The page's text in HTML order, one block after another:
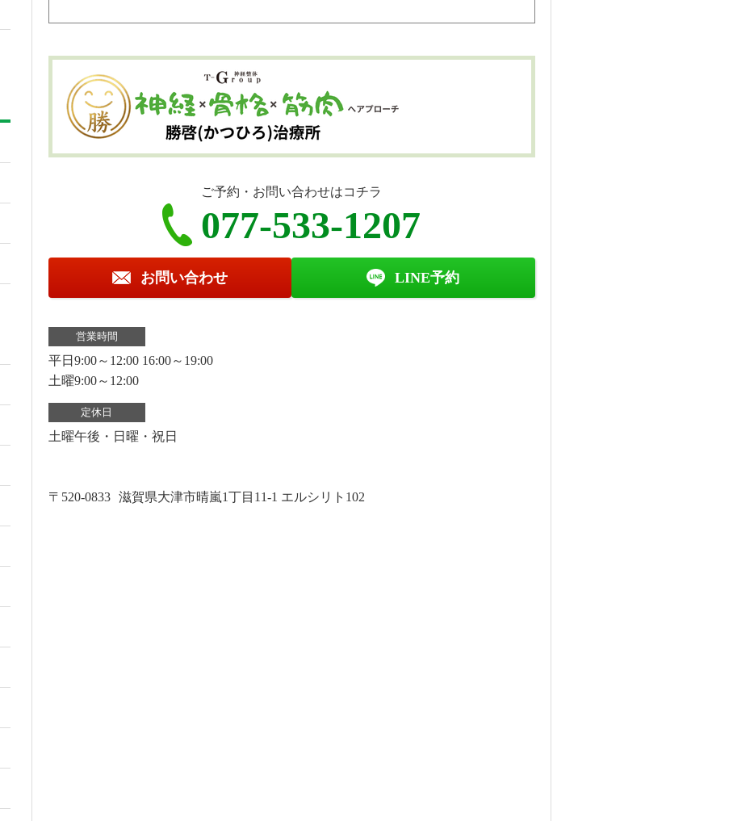
ご予約・お問い合わせはコチラ
077-533-1207
お問い合わせ LINE予約
営業時間
平日9:00～12:00 16:00～19:00
土曜9:00～12:00
定休日
土曜午後・日曜・祝日
〒520-0833 滋賀県大津市晴嵐1丁目11-1 エルシリト102